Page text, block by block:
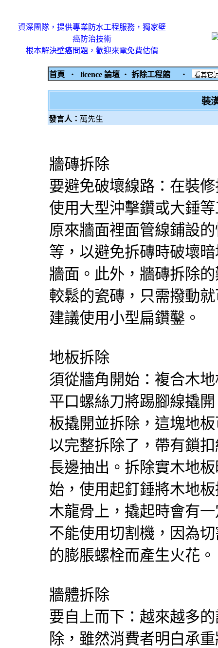
資深團隊，提供專業防水工程服務，獨家壁
癌防治技術
根本解決壁癌問題，歡迎來電免費估價
首頁 ‧ licence 論壇 ‧ 拆除工程館 ‧
裝
發言人： 萬先生
牆磚拆除
要避免破壞線路：在裝
使用大型沖擊鑽或大錘
原來牆面裡面管線鋪設
等，以避免拆磚時破壞
牆面。此外，牆磚拆除
較鬆的瓷磚，只需撥動
建議使用小型扁鑽鑿。
地板拆除
須從牆角開始：複合木
平口螺絲刀將踢腳線撬
板撬開並拆除，這塊地
以完整拆除了，帶有鎖
長邊抽出。拆除實木地
始，使用起釘錘將木地
木龍骨上，撬起時會有
不能使用切割機，因為
的膨脹螺栓而產生火花。
牆體拆除
要自上而下：越來越多
除，雖然消費者明白承